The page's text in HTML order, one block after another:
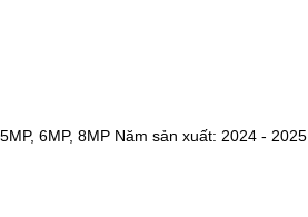
6MP, 8MP Năm sản xuất: 2024 - 2025.